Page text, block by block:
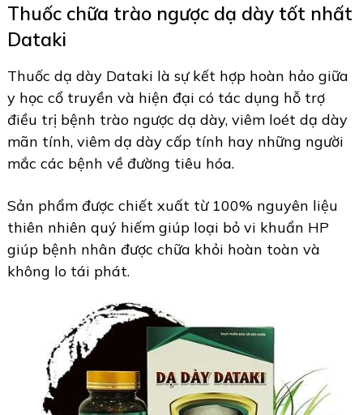
Thuốc chữa trào ngược dạ dày tốt nhất
Dataki
Thuốc dạ dày Dataki là sự kết hợp hoàn hảo giữa
y học cổ truyền và hiện đại có tác dụng hỗ trợ
điều trị bệnh trào ngược dạ dày, viêm loét dạ dày
mãn tính, viêm dạ dày cấp tính hay những người
mắc các bệnh về đường tiêu hóa.
Sản phẩm được chiết xuất từ 100% nguyên liệu
thiên nhiên quý hiếm giúp loại bỏ vi khuẩn HP
giúp bệnh nhân được chữa khỏi hoàn toàn và
không lo tái phát.